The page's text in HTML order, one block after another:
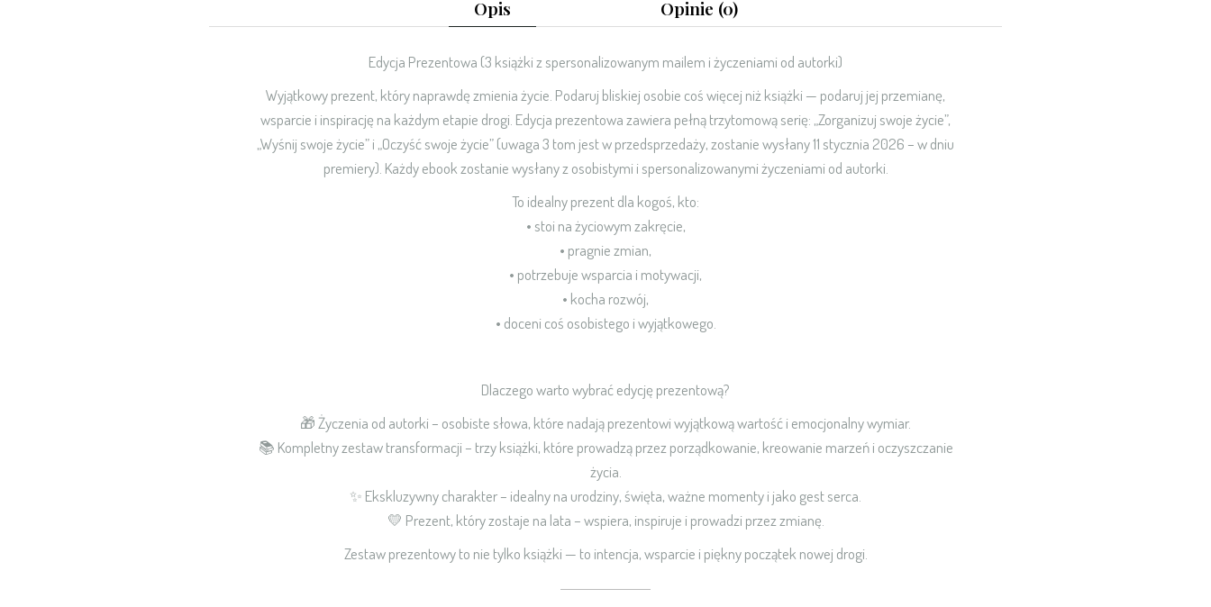
Opis Opinie (0)
Edycja Prezentowa (3 książki z spersonalizowanym mailem i życzeniami od autorki)
Wyjątkowy prezent, który naprawdę zmienia życie. Podaruj bliskiej osobie coś więcej niż książki — podaruj jej przemianę,
wsparcie i inspirację na każdym etapie drogi. Edycja prezentowa zawiera pełną trzytomową serię: „Zorganizuj swoje życie”,
„Wyśnij swoje życie” i „Oczyść swoje życie” (uwaga 3 tom jest w przedsprzedaży, zostanie wysłany 11 stycznia 2026 – w dniu
premiery). Każdy ebook zostanie wysłany z osobistymi i spersonalizowanymi życzeniami od autorki.
To idealny prezent dla kogoś, kto:
• stoi na życiowym zakręcie,
• pragnie zmian,
• potrzebuje wsparcia i motywacji,
• kocha rozwój,
• doceni coś osobistego i wyjątkowego.
Dlaczego warto wybrać edycję prezentową?
🎁 Życzenia od autorki – osobiste słowa, które nadają prezentowi wyjątkową wartość i emocjonalny wymiar.
📚 Kompletny zestaw transformacji – trzy książki, które prowadzą przez porządkowanie, kreowanie marzeń i oczyszczanie
życia.
✨ Ekskluzywny charakter – idealny na urodziny, święta, ważne momenty i jako gest serca.
💛 Prezent, który zostaje na lata – wspiera, inspiruje i prowadzi przez zmianę.
Zestaw prezentowy to nie tylko książki — to intencja, wsparcie i piękny początek nowej drogi.